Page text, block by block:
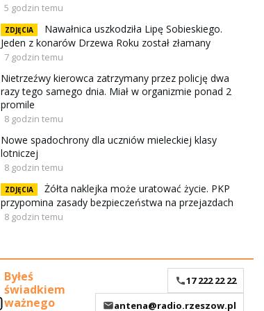
5 godzin temu
ZDJĘCIA
Nawałnica uszkodziła Lipę Sobieskiego.
Jeden z konarów Drzewa Roku został złamany
7 godzin temu
Nietrzeźwy kierowca zatrzymany przez policję dwa
razy tego samego dnia. Miał w organizmie ponad 2
promile
8 godzin temu
Nowe spadochrony dla uczniów mieleckiej klasy
lotniczej
8 godzin temu
ZDJĘCIA
Żółta naklejka może uratować życie. PKP
przypomina zasady bezpieczeństwa na przejazdach
8 godzin temu
Byłeś
świadkiem
ważnego
17 222 22 22
antena@radio.rzeszow.pl